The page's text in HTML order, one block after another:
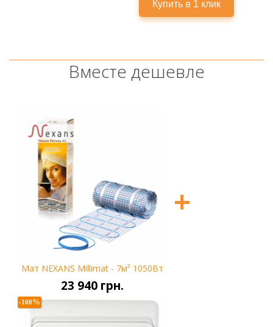
Вместе дешевле
Мат NEXANS Millimat - 7м² 1050Вт
23 940 грн.
+
-100%